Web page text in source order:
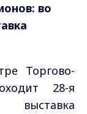
во
Торгово-
28-я